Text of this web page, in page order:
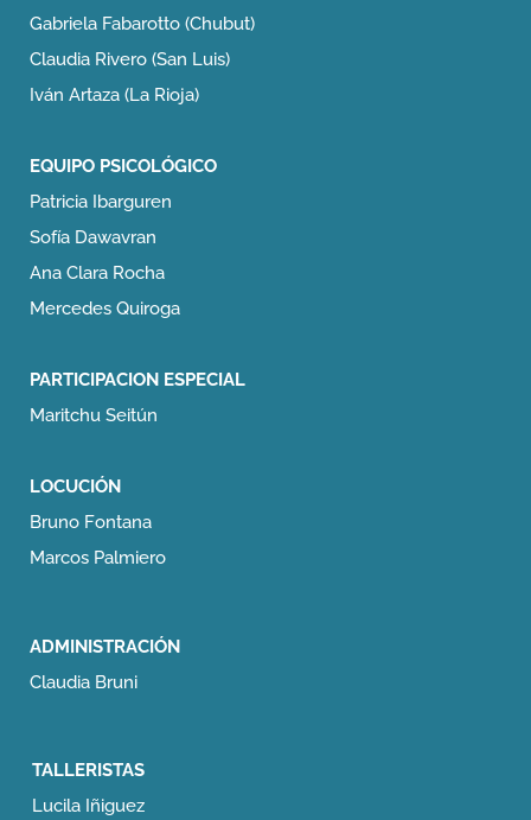
Gabriela Fabarotto (Chubut)
Claudia Rivero (San Luis)
Iván Artaza (La Rioja)
EQUIPO PSICOLÓGICO
Patricia Ibarguren
Sofía Dawavran
Ana Clara Rocha
Mercedes Quiroga
PARTICIPACION ESPECIAL
Maritchu Seitún
LOCUCIÓN
Bruno Fontana
Marcos Palmiero
ADMINISTRACIÓN
Claudia Bruni
TALLERISTAS
Lucila Iñiguez